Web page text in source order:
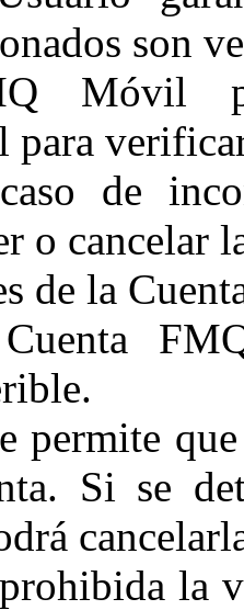
son
Móvil
para
de
o cancelar
de la
permite
Si se
la